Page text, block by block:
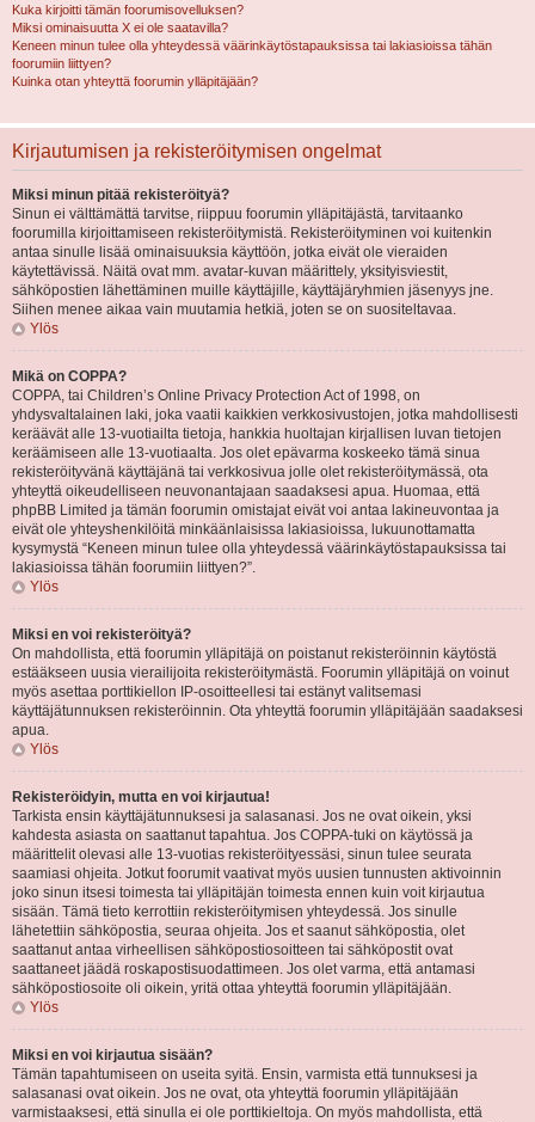
Kuka kirjoitti tämän foorumisovelluksen?
Miksi ominaisuutta X ei ole saatavilla?
Keneen minun tulee olla yhteydessä väärinkäytöstapauksissa tai lakiasioissa tähän
foorumiin liittyen?
Kuinka otan yhteyttä foorumin ylläpitäjään?
Kirjautumisen ja rekisteröitymisen ongelmat
Miksi minun pitää rekisteröityä?
Sinun ei välttämättä tarvitse, riippuu foorumin ylläpitäjästä, tarvitaanko
foorumilla kirjoittamiseen rekisteröitymistä. Rekisteröityminen voi kuitenkin
antaa sinulle lisää ominaisuuksia käyttöön, jotka eivät ole vieraiden
käytettävissä. Näitä ovat mm. avatar-kuvan määrittely, yksityisviestit,
sähköpostien lähettäminen muille käyttäjille, käyttäjäryhmien jäsenyys jne.
Siihen menee aikaa vain muutamia hetkiä, joten se on suositeltavaa.
Ylös
Mikä on COPPA?
COPPA, tai Children’s Online Privacy Protection Act of 1998, on
yhdysvaltalainen laki, joka vaatii kaikkien verkkosivustojen, jotka mahdollisesti
keräävät alle 13-vuotiailta tietoja, hankkia huoltajan kirjallisen luvan tietojen
keräämiseen alle 13-vuotiaalta. Jos olet epävarma koskeeko tämä sinua
rekisteröityvänä käyttäjänä tai verkkosivua jolle olet rekisteröitymässä, ota
yhteyttä oikeudelliseen neuvonantajaan saadaksesi apua. Huomaa, että
phpBB Limited ja tämän foorumin omistajat eivät voi antaa lakineuvontaa ja
eivät ole yhteyshenkilöitä minkäänlaisissa lakiasioissa, lukuunottamatta
kysymystä “Keneen minun tulee olla yhteydessä väärinkäytöstapauksissa tai
lakiasioissa tähän foorumiin liittyen?”.
Ylös
Miksi en voi rekisteröityä?
On mahdollista, että foorumin ylläpitäjä on poistanut rekisteröinnin käytöstä
estääkseen uusia vierailijoita rekisteröitymästä. Foorumin ylläpitäjä on voinut
myös asettaa porttikiellon IP-osoitteellesi tai estänyt valitsemasi
käyttäjätunnuksen rekisteröinnin. Ota yhteyttä foorumin ylläpitäjään saadaksesi
apua.
Ylös
Rekisteröidyin, mutta en voi kirjautua!
Tarkista ensin käyttäjätunnuksesi ja salasanasi. Jos ne ovat oikein, yksi
kahdesta asiasta on saattanut tapahtua. Jos COPPA-tuki on käytössä ja
määrittelit olevasi alle 13-vuotias rekisteröityessäsi, sinun tulee seurata
saamiasi ohjeita. Jotkut foorumit vaativat myös uusien tunnusten aktivoinnin
joko sinun itsesi toimesta tai ylläpitäjän toimesta ennen kuin voit kirjautua
sisään. Tämä tieto kerrottiin rekisteröitymisen yhteydessä. Jos sinulle
lähetettiin sähköpostia, seuraa ohjeita. Jos et saanut sähköpostia, olet
saattanut antaa virheellisen sähköpostiosoitteen tai sähköpostit ovat
saattaneet jäädä roskapostisuodattimeen. Jos olet varma, että antamasi
sähköpostiosoite oli oikein, yritä ottaa yhteyttä foorumin ylläpitäjään.
Ylös
Miksi en voi kirjautua sisään?
Tämän tapahtumiseen on useita syitä. Ensin, varmista että tunnuksesi ja
salasanasi ovat oikein. Jos ne ovat, ota yhteyttä foorumin ylläpitäjään
varmistaaksesi, että sinulla ei ole porttikieltoja. On myös mahdollista, että